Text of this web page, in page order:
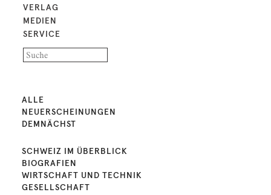
VERLAG
MEDIEN
SERVICE
ALLE
NEUERSCHEINUNGEN
DEMNÄCHST
SCHWEIZ IM ÜBERBLICK
BIOGRAFIEN
WIRTSCHAFT UND TECHNIK
GESELLSCHAFT